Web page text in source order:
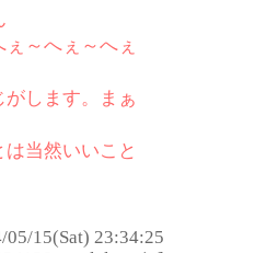
～へぇ～へぇ
します。まぁ
当然いいこと
05/15(Sat) 23:34:25